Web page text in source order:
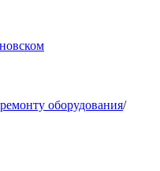
оборудования/